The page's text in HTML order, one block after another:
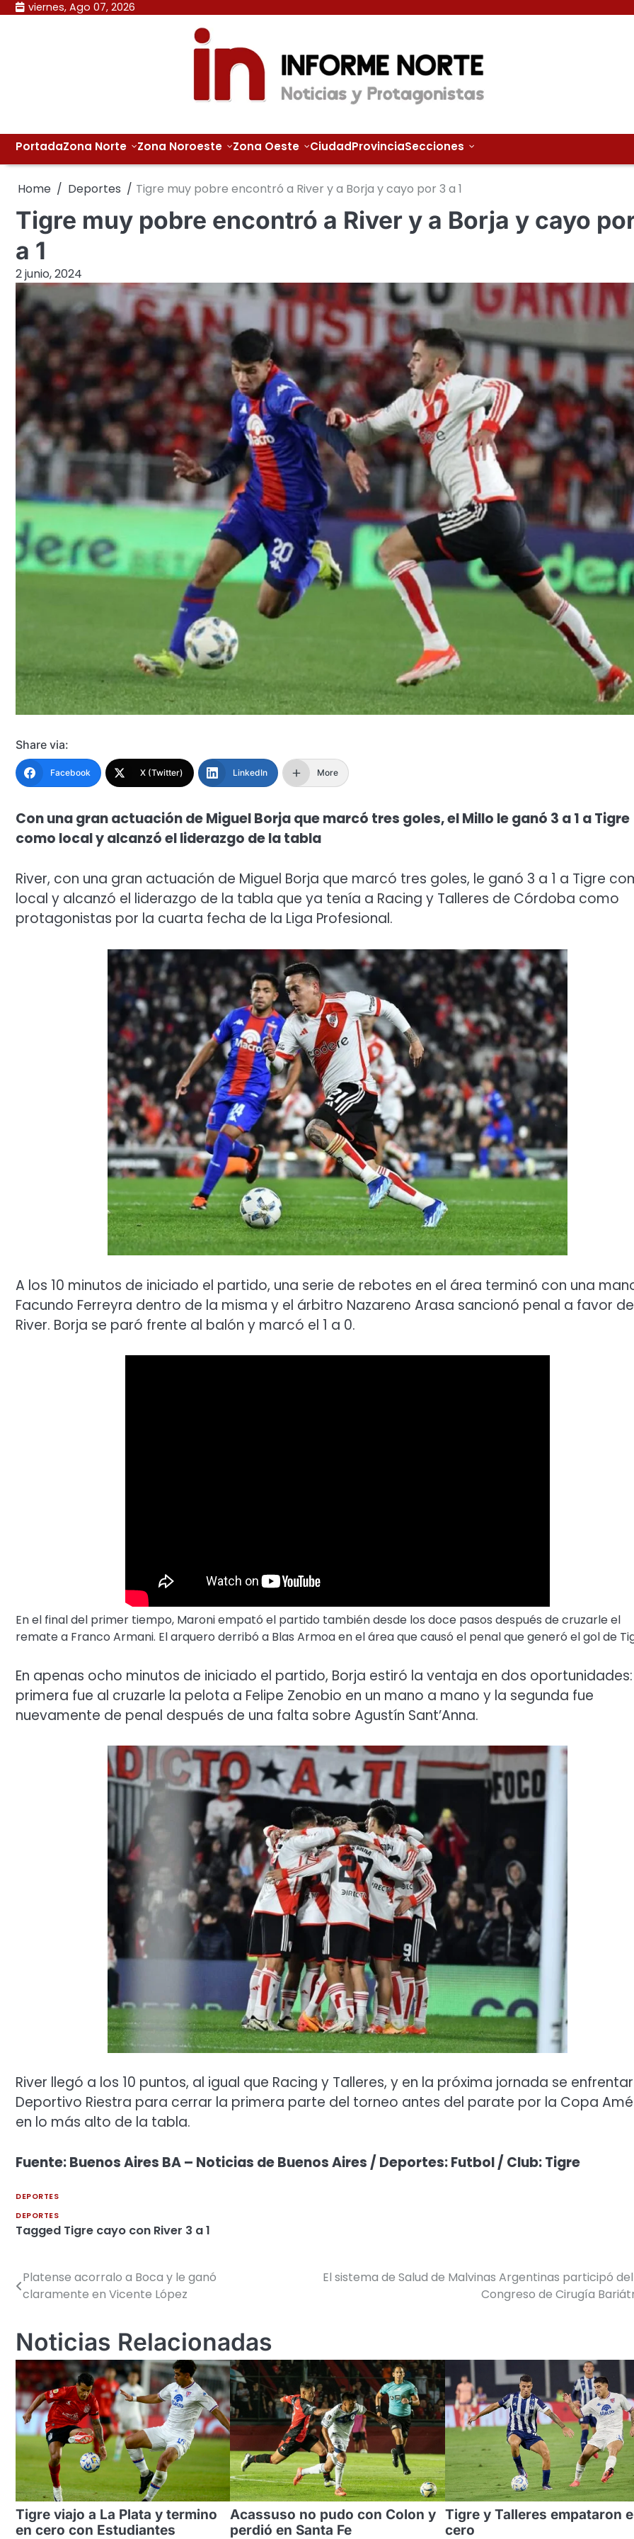
Skip viernes, Ago 07, 2026
PortadaZona Norte Zona Noroeste Zona Oeste CiudadProvinciaSecciones
Home Deportes Tigre muy pobre encontró a River y a Borja y cayo por 3 a 1
Tigre muy pobre encontró a River y a Borja y cayo
a 1
2 junio, 2024
Share via:
Facebook X (Twitter) LinkedIn More
Con una gran actuación de Miguel Borja que marcó tres goles, el Millo le ganó 3 a 1 a Tigre
como local y alcanzó el liderazgo de la tabla
River, con una gran actuación de Miguel Borja que marcó tres goles, le ganó 3 a 1 a Tigre
local y alcanzó el liderazgo de la tabla que ya tenía a Racing y Talleres de Córdoba como
protagonistas por la cuarta fecha de la Liga Profesional.
A los 10 minutos de iniciado el partido, una serie de rebotes en el área terminó con una
Facundo Ferreyra dentro de la misma y el árbitro Nazareno Arasa sancionó penal a favor de
River. Borja se paró frente al balón y marcó el 1 a 0.
En el final del primer tiempo, Maroni empató el partido también desde los doce pasos después de cruzarle el
remate a Franco Armani. El arquero derribó a Blas Armoa en el área que causó el penal que generó el gol de
En apenas ocho minutos de iniciado el partido, Borja estiró la ventaja en dos
primera fue al cruzarle la pelota a Felipe Zenobio en un mano a mano y la segunda fue
nuevamente de penal después de una falta sobre Agustín Sant’Anna.
River llegó a los 10 puntos, al igual que Racing y Talleres, y en la próxima jornada se
Deportivo Riestra para cerrar la primera parte del torneo antes del parate por la Copa
en lo más alto de la tabla.
Fuente: Buenos Aires BA – Noticias de Buenos Aires / Deportes: Futbol / Club: Tigre
DEPORTES
DEPORTES
Tagged Tigre cayo con River 3 a 1
Navegación
entradas
Platense acorralo a Boca y le ganó
claramente en Vicente López
El sistema de Salud de Malvinas Argentinas participó del
Congreso de Cirugía
Noticias Relacionadas
Tigre viajo a La Plata y termino
en cero con Estudiantes
Acassuso no pudo con Colon y
perdió en Santa Fe
Tigre y Talleres empataron
cero